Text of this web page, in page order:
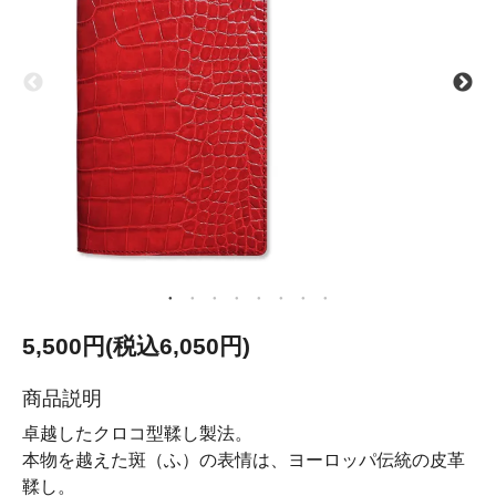
5,500円(税込6,050円)
商品説明
卓越したクロコ型鞣し製法。
本物を越えた斑（ふ）の表情は、ヨーロッパ伝統の皮革
鞣し。